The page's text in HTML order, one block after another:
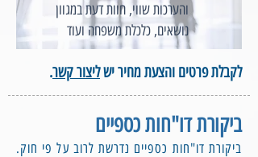
והערכות שווי, חוות דעת במגוון
נושאים, כלכלת משפחה ועוד
לקבלת פרטים והצעת מחיר ישליצור קשר.
ביקורת דו"חות כספיים
ביקורת דו"חות כספיים נדרשת לרוב על פי חוק.